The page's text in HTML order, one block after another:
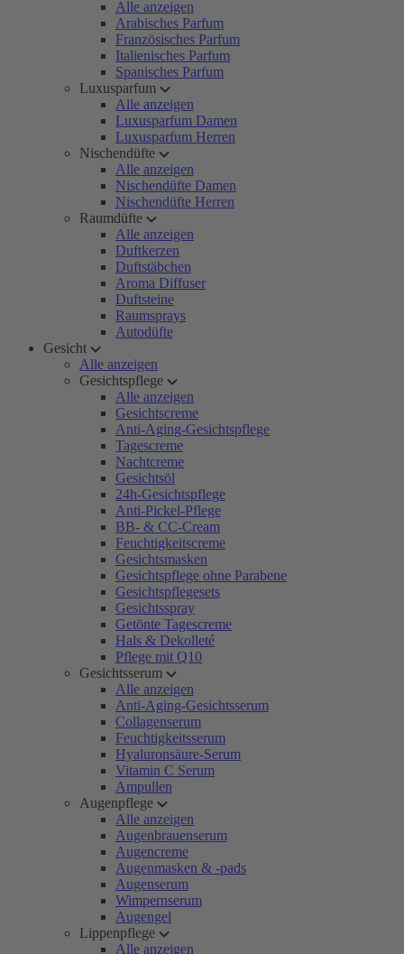
Alle anzeigen
Arabisches Parfum
Französisches Parfum
Italienisches Parfum
Spanisches Parfum
Luxusparfum
Alle anzeigen
Luxusparfum Damen
Luxusparfum Herren
Nischendüfte
Alle anzeigen
Nischendüfte Damen
Nischendüfte Herren
Raumdüfte
Alle anzeigen
Duftkerzen
Duftstäbchen
Aroma Diffuser
Duftsteine
Raumsprays
Autodüfte
Gesicht
Alle anzeigen
Gesichtspflege
Alle anzeigen
Gesichtscreme
Anti-Aging-Gesichtspflege
Tagescreme
Nachtcreme
Gesichtsöl
24h-Gesichtspflege
Anti-Pickel-Pflege
BB- & CC-Cream
Feuchtigkeitscreme
Gesichtsmasken
Gesichtspflege ohne Parabene
Gesichtspflegesets
Gesichtsspray
Getönte Tagescreme
Hals & Dekolleté
Pflege mit Q10
Gesichtsserum
Alle anzeigen
Anti-Aging-Gesichtsserum
Collagenserum
Feuchtigkeitsserum
Hyaluronsäure-Serum
Vitamin C Serum
Ampullen
Augenpflege
Alle anzeigen
Augenbrauenserum
Augencreme
Augenmasken & -pads
Augenserum
Wimpernserum
Augengel
Lippenpflege
Alle anzeigen